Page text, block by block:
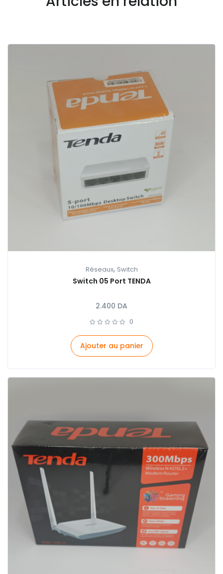
Réseaux, Switch
Switch 05 Port TENDA
2.400 DA
0
Ajouter au panier